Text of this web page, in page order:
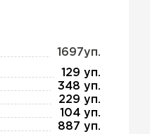
1697уп.
129 уп.
348 уп.
229 уп.
104 уп.
887 уп.